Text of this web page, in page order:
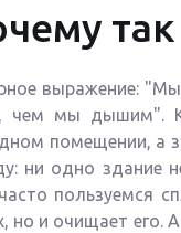
выражение:
мы дышим".
помещении, а
ни одно здание
пользуемся
но и очищает его.